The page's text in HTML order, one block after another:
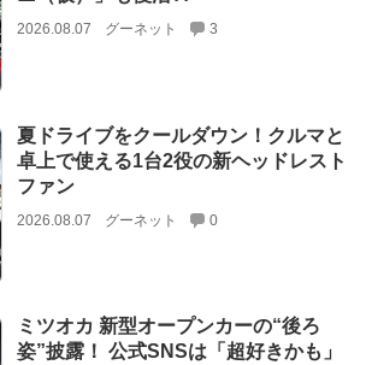
2026.08.07 グーネット 3
夏ドライブをクールダウン！クルマと
卓上で使える1台2役の新ヘッドレスト
ファン
2026.08.07 グーネット 0
ミツオカ 新型オープンカーの“後ろ
姿”披露！ 公式SNSは「超好きかも」